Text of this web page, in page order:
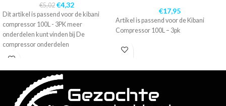
€5,02 €4,32
Dit artikel is passend voor de kibani
compressor 100L - 3PK meer
onderdelen kunt vinden bij De
compressor onderdelen
€17,95
Artikel is passend voor de Kibani
Compressor 100L – 3pk